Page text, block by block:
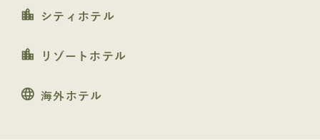
location_city シティホテル
location_city リゾートホテル
language 海外ホテル